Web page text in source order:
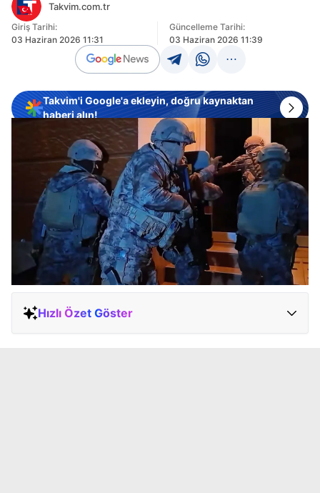
Takvim.com.tr
Giriş Tarihi:
03 Haziran 2026 11:31
Güncelleme Tarihi:
03 Haziran 2026 11:39
Takvim'i Google'a ekleyin, doğru kaynaktan
haberi alın!
Hızlı Özet Göster